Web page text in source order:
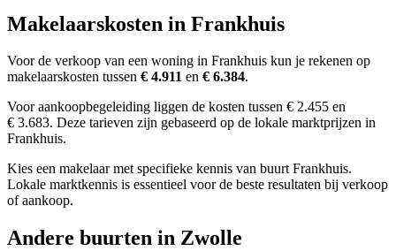
Makelaarskosten in Frankhuis
Voor de verkoop van een woning in Frankhuis kun je rekenen op
makelaarskosten tussen € 4.911 en € 6.384.
Voor aankoopbegeleiding liggen de kosten tussen € 2.455 en
€ 3.683. Deze tarieven zijn gebaseerd op de lokale marktprijzen in
Frankhuis.
Kies een makelaar met specifieke kennis van buurt Frankhuis.
Lokale marktkennis is essentieel voor de beste resultaten bij verkoop
of aankoop.
Andere buurten in Zwolle